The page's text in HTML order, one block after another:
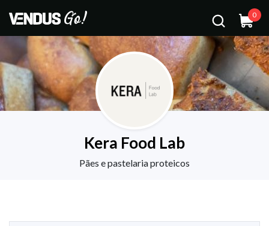
0
Kera Food Lab
Pães e pastelaria proteicos